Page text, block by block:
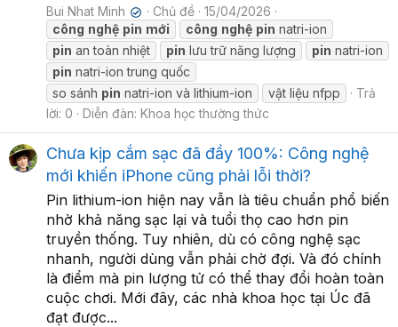
Bui Nhat Minh ✔ Chủ đề
15/04/2026
công nghệ pin mới công nghệ pin natri-ion
pin an toàn nhiệt pin lưu trữ năng lượng pin natri-ion
pin natri-ion trung quốc
so sánh pin natri-ion và lithium-ion vật liệu nfpp
Trả
lời: 0
Diễn đàn: Khoa học thường thức
Chưa kịp cắm sạc đã đầy 100%: Công nghệ
mới khiến iPhone cũng phải lỗi thời?
Pin lithium-ion hiện nay vẫn là tiêu chuẩn phổ biến
nhờ khả năng sạc lại và tuổi thọ cao hơn pin
truyền thống. Tuy nhiên, dù có công nghệ sạc
nhanh, người dùng vẫn phải chờ đợi. Và đó chính
là điểm mà pin lượng tử có thể thay đổi hoàn toàn
cuộc chơi. Mới đây, các nhà khoa học tại Úc đã
đạt được...